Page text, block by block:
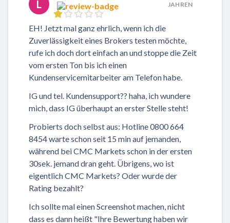
L JAHREN
EH! Jetzt mal ganz ehrlich, wenn ich die
Zuverlässigkeit eines Brokers testen möchte,
rufe ich doch dort einfach an und stoppe die Zeit
vom ersten Ton bis ich einen
Kundenservicemitarbeiter am Telefon habe.
IG und tel. Kundensupport?? haha, ich wundere
mich, dass IG überhaupt an erster Stelle steht!
Probierts doch selbst aus: Hotline 0800 664
8454 warte schon seit 15 min auf jemanden,
während bei CMC Markets schon in der ersten
30sek. jemand dran geht. Übrigens, wo ist
eigentlich CMC Markets? Oder wurde der
Rating bezahlt?
Ich sollte mal einen Screenshot machen, nicht
dass es dann heißt "Ihre Bewertung haben wir